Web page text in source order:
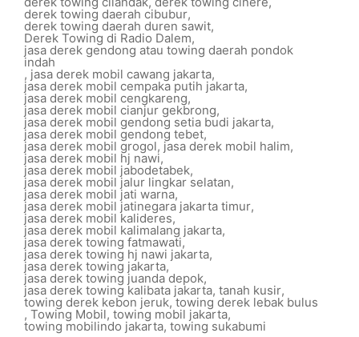
derek towing daerah cibubur,
derek towing daerah duren sawit,
Derek Towing di Radio Dalem,
jasa derek gendong atau towing daerah pondok
indah
, jasa derek mobil cawang jakarta,
jasa derek mobil cempaka putih jakarta,
jasa derek mobil cengkareng,
jasa derek mobil cianjur gekbrong,
jasa derek mobil gendong setia budi jakarta,
jasa derek mobil gendong tebet,
jasa derek mobil grogol, jasa derek mobil halim,
jasa derek mobil hj nawi,
jasa derek mobil jabodetabek,
jasa derek mobil jalur lingkar selatan,
jasa derek mobil jati warna,
jasa derek mobil jatinegara jakarta timur,
jasa derek mobil kalideres,
jasa derek mobil kalimalang jakarta,
jasa derek towing fatmawati,
jasa derek towing hj nawi jakarta,
jasa derek towing jakarta,
jasa derek towing juanda depok,
jasa derek towing kalibata jakarta, tanah kusir,
towing derek kebon jeruk,towing derek lebak bulus
, Towing Mobil, towing mobil jakarta,
towing mobilindo jakarta, towing sukabumi